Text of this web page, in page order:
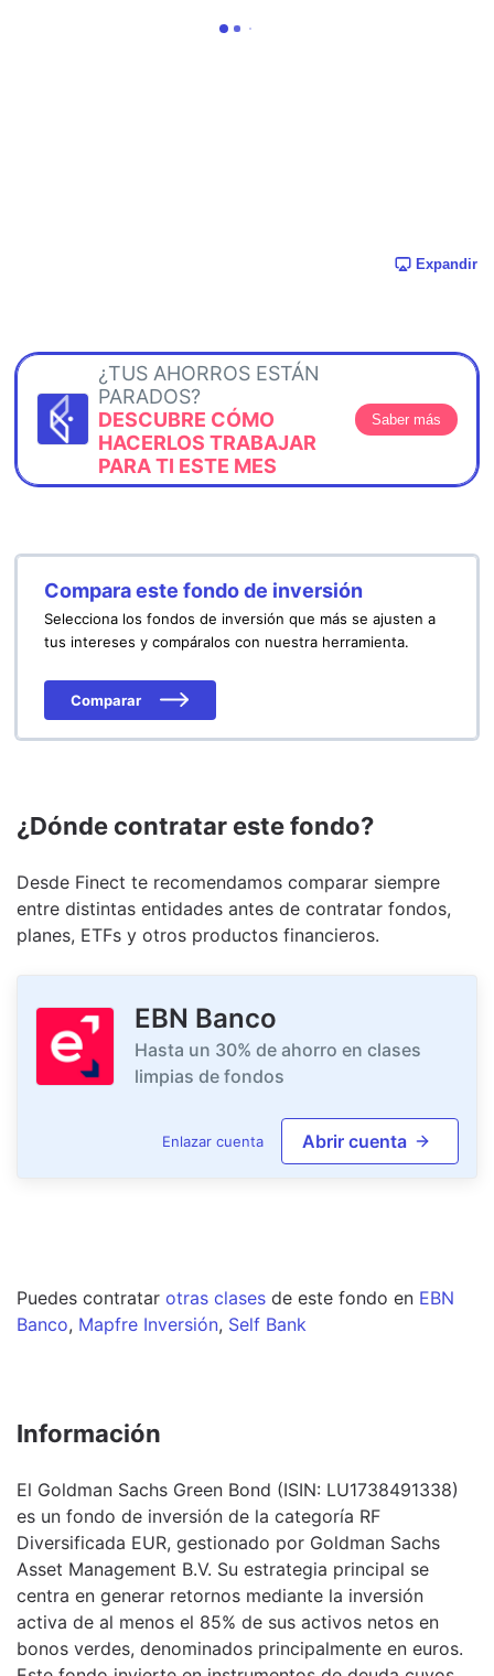
Expandir
¿TUS AHORROS ESTÁN
PARADOS?
DESCUBRE CÓMO
HACERLOS TRABAJAR
PARA TI ESTE MES
Saber más
Compara este fondo de inversión
Selecciona los fondos de inversión que más se ajusten a
tus intereses y compáralos con nuestra herramienta.
Comparar
¿Dónde contratar este fondo?
Desde Finect te recomendamos comparar siempre
entre distintas entidades antes de contratar fondos,
planes, ETFs y otros productos financieros.
EBN Banco
Hasta un 30% de ahorro en clases
limpias de fondos
Enlazar cuenta Abrir cuenta
Puedes contratar otras clases de este fondo en EBN
Banco, Mapfre Inversión, Self Bank
Información
El Goldman Sachs Green Bond (ISIN: LU1738491338)
es un fondo de inversión de la categoría RF
Diversificada EUR, gestionado por Goldman Sachs
Asset Management B.V. Su estrategia principal se
centra en generar retornos mediante la inversión
activa de al menos el 85% de sus activos netos en
bonos verdes, denominados principalmente en euros.